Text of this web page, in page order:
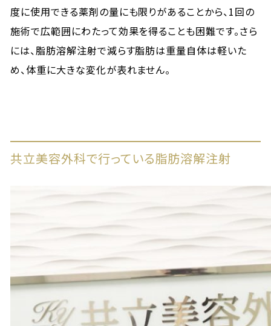
度に使用できる薬剤の量にも限りがあることから、1回の
施術で広範囲にわたって効果を得ることも困難です。さら
には、脂肪溶解注射で減らす脂肪は重量自体は軽いた
め、体重に大きな変化が表れません。
共立美容外科で行っている脂肪溶解注射